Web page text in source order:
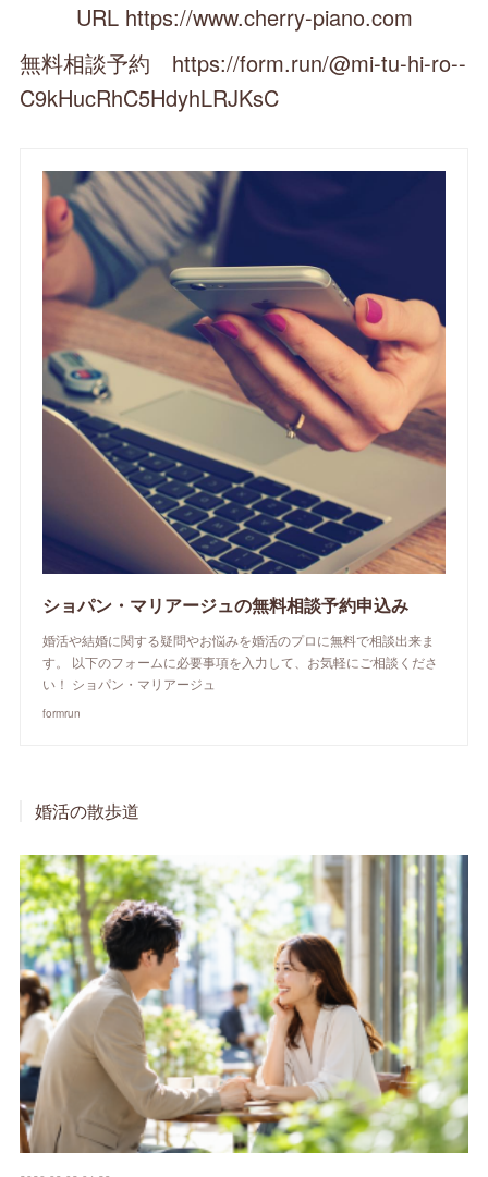
URL https://www.cherry-piano.com
無料相談予約 https://form.run/@mi-tu-hi-ro--
C9kHucRhC5HdyhLRJKsC
ショパン・マリアージュの無料相談予約申込み
婚活や結婚に関する疑問やお悩みを婚活のプロに無料で相談出来ま
す。 以下のフォームに必要事項を入力して、お気軽にご相談くださ
い！ ショパン・マリアージュ
formrun
婚活の散歩道